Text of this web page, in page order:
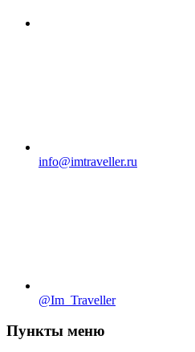
info@imtraveller.ru
@Im_Traveller
Пункты меню